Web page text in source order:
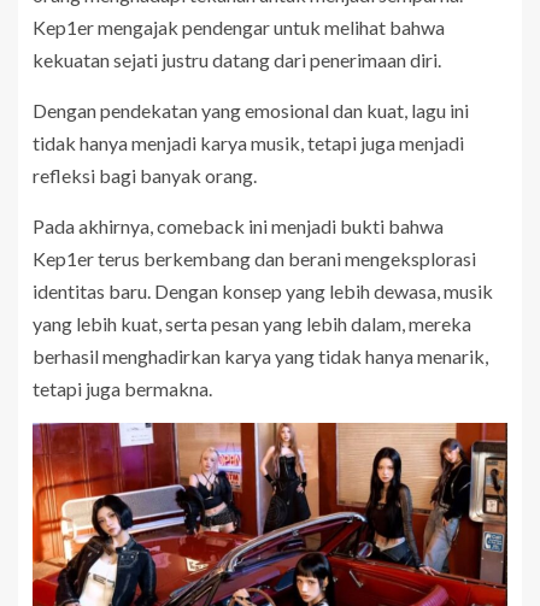
Kep1er mengajak pendengar untuk melihat bahwa
kekuatan sejati justru datang dari penerimaan diri.
Dengan pendekatan yang emosional dan kuat, lagu ini
tidak hanya menjadi karya musik, tetapi juga menjadi
refleksi bagi banyak orang.
Pada akhirnya, comeback ini menjadi bukti bahwa
Kep1er terus berkembang dan berani mengeksplorasi
identitas baru. Dengan konsep yang lebih dewasa, musik
yang lebih kuat, serta pesan yang lebih dalam, mereka
berhasil menghadirkan karya yang tidak hanya menarik,
tetapi juga bermakna.